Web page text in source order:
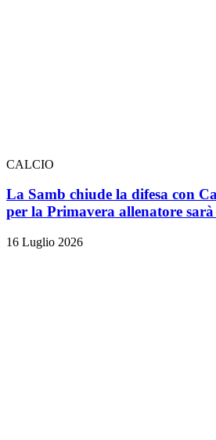
CALCIO
La Samb chiude la difesa con
per la Primavera allenatore
16 Luglio 2026